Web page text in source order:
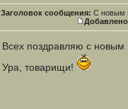
Заголовок сообщения: С новым
Всех поздравляю с новым
Ура, товарищи!